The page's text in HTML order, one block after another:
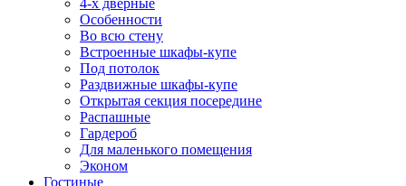
4-х дверные
Особенности
Во всю стену
Встроенные шкафы-купе
Под потолок
Раздвижные шкафы-купе
Открытая секция посередине
Распашные
Гардероб
Для маленького помещения
Эконом
Гостиные